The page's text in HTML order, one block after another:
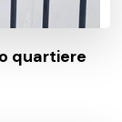
quartiere